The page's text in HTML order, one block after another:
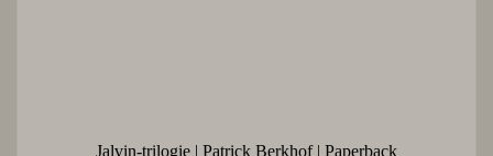
Jalvin-trilogie | Patrick Berkhof | Paperback